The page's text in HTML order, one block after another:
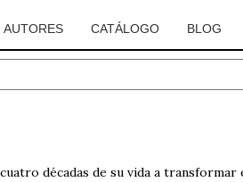
AUTORES CATÁLOGO BLOG
décadas de su vida a